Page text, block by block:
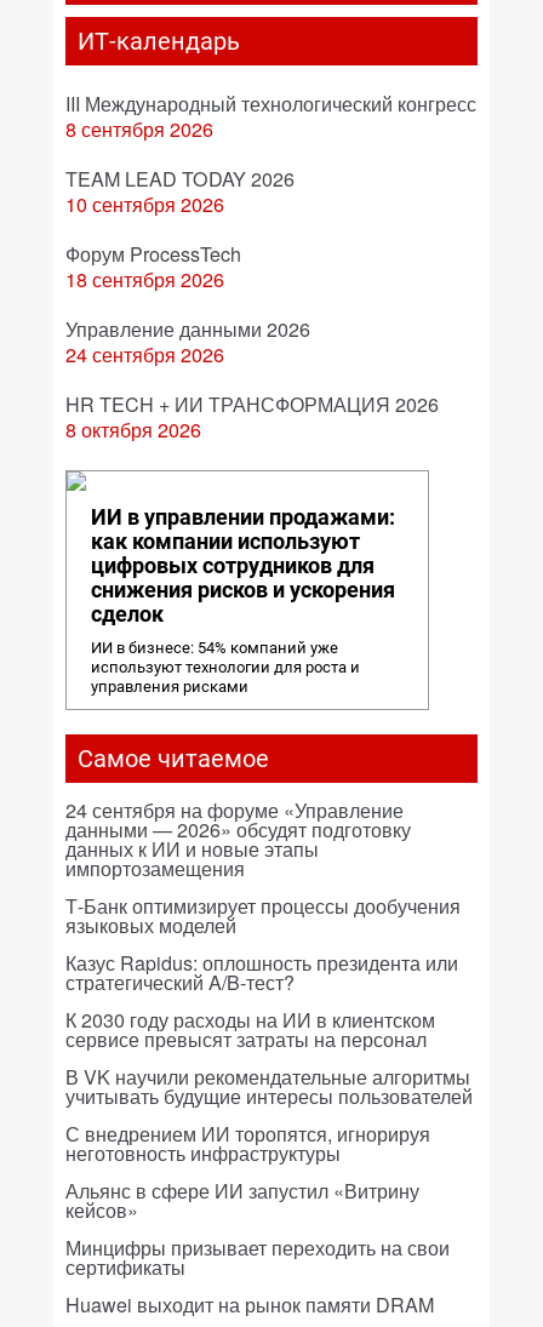
ИТ-календарь
III Международный технологический конгресс
8 сентября 2026
TEAM LEAD TODAY 2026
10 сентября 2026
Форум ProcessTech
18 сентября 2026
Управление данными 2026
24 сентября 2026
HR TECH + ИИ ТРАНСФОРМАЦИЯ 2026
8 октября 2026
ИИ в управлении продажами:
как компании используют
цифровых сотрудников для
снижения рисков и ускорения
сделок
ИИ в бизнесе: 54% компаний уже
используют технологии для роста и
управления рисками
Самое читаемое
24 сентября на форуме «Управление
данными — 2026» обсудят подготовку
данных к ИИ и новые этапы
импортозамещения
Т-Банк оптимизирует процессы дообучения
языковых моделей
Казус Rapidus: оплошность президента или
стратегический A/B-тест?
К 2030 году расходы на ИИ в клиентском
сервисе превысят затраты на персонал
В VK научили рекомендательные алгоритмы
учитывать будущие интересы пользователей
С внедрением ИИ торопятся, игнорируя
неготовность инфраструктуры
Альянс в сфере ИИ запустил «Витрину
кейсов»
Минцифры призывает переходить на свои
сертификаты
Huawei выходит на рынок памяти DRAM